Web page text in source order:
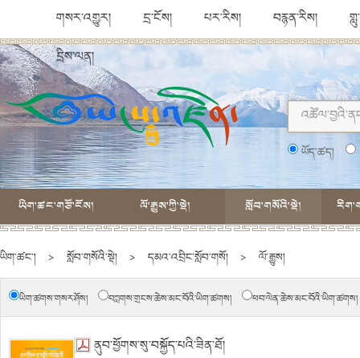
གསར་འགྱུར། དྲ་ངོས། པར་རིས། བརྙན་རིས།
དྲིས་ལན།
ཡོད་ཚད།
ཡིག་ཚང་གཙོ་ངོས། ལོ་རྒྱུས་ཀྱི་སྡེ། སློབ་གསོའི་སྡེ།
ཡིག་ཚང་། > སློབ་གསོའི་སྡེ། > དམའ་འབྲིང་སློབ་གསོ། > ལོ་རྒྱུས།
ཡིག་ཚགས་གསར་ཤོས། བཀླགས་གྲངས་ཆེས་མང་བོའི་ཡིག་ཚགས། ཕབ་ལེན་ཆེས་མང་བོའི་ཡིག་ཚགས།
ནུབ་ཕྱོགས་སུ་བསྐྱོད་པའི་ཟིན་ཐོ།